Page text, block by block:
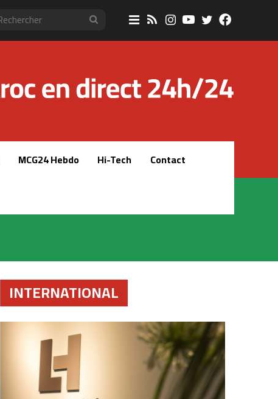
RechercherSidebar
(barre
RSSInstagram
YouTube
Twitter
MCG24 Hebdo Hi-Tech
Contact
INTERNATIONAL